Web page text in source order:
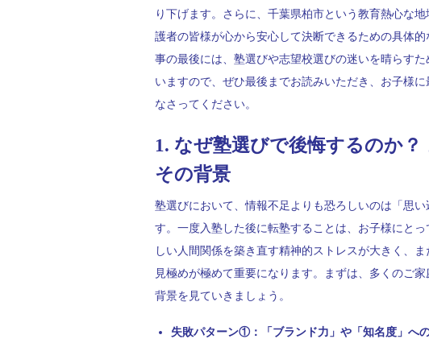
り下げます。さらに、千葉県柏市という教育熱心な
護者の皆様が心から安心して決断できるための具体
事の最後には、塾選びや志望校選びの迷いを晴らす
いますので、ぜひ最後までお読みいただき、お子様
なさってください。
1. なぜ塾選びで後悔するのか
その背景
塾選びにおいて、情報不足よりも恐ろしいのは「思
す。一度入塾した後に転塾することは、お子様にと
しい人間関係を築き直す精神的ストレスが大きく、
見極めが極めて重要になります。まずは、多くのご
背景を見ていきましょう。
失敗パターン①：「ブランド力」や「知名度」へ